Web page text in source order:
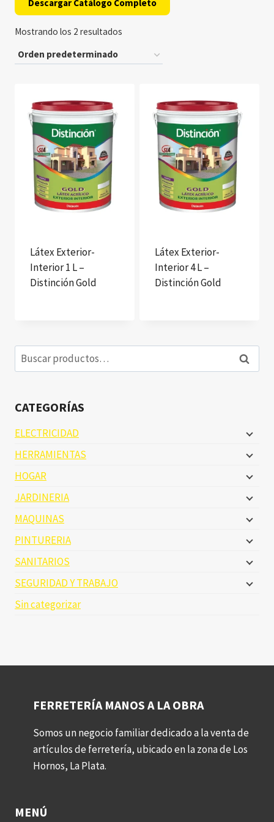
Descargar Catálogo Completo
Mostrando los 2 resultados
Látex Exterior-
Interior 1 L –
Distinción Gold
Látex Exterior-
Interior 4 L –
Distinción Gold
Buscar
por:
Buscar
CATEGORÍAS
ELECTRICIDAD
HERRAMIENTAS
HOGAR
JARDINERIA
MAQUINAS
PINTURERIA
SANITARIOS
SEGURIDAD Y TRABAJO
Sin categorizar
FERRETERÍA MANOS A LA OBRA
Somos un negocio familiar dedicado a la venta de
artículos de ferretería, ubicado en la zona de Los
Hornos, La Plata.
MENÚ